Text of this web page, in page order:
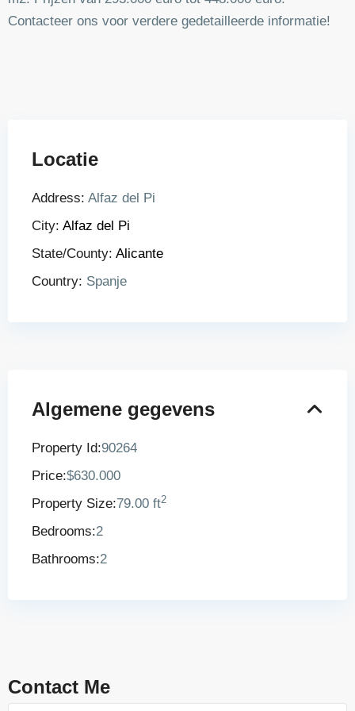
Contacteer ons voor verdere gedetailleerde informatie!
Locatie
Address: Alfaz del Pi
City: Alfaz del Pi
State/County: Alicante
Country: Spanje
Algemene gegevens
Property Id:90264
Price:$630.000
Property Size:79.00 ft2
Bedrooms:2
Bathrooms:2
Contact Me